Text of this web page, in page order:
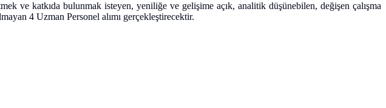
ve katkıda bulunmak isteyen, yeniliğe ve gelişime açık, analitik düşünebilen, değişen çalışma
4 Uzman Personel alımı gerçekleştirecektir.